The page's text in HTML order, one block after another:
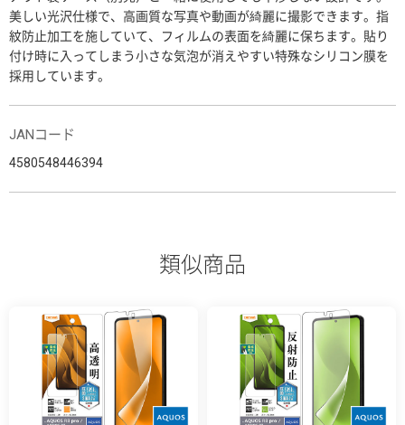
美しい光沢仕様で、高画質な写真や動画が綺麗に撮影できます。指
紋防止加工を施していて、フィルムの表面を綺麗に保ちます。貼り
付け時に入ってしまう小さな気泡が消えやすい特殊なシリコン膜を
採用しています。
JANコード
4580548446394
類似商品